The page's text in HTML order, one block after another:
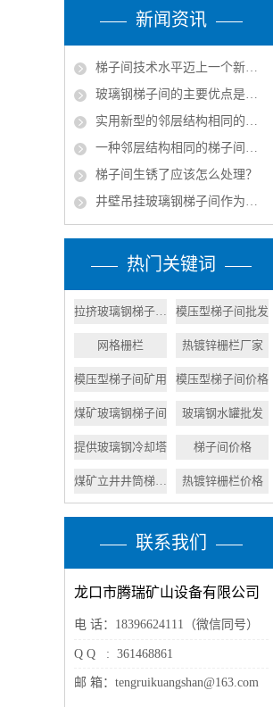
新闻资讯
梯子间技术水平迈上一个新的台阶
玻璃钢梯子间的主要优点是什么？
实用新型的邻层结构相同的梯子间结构的实施方式
一种邻层结构相同的梯子间的产品特征
梯子间生锈了应该怎么处理？
井壁吊挂玻璃钢梯子间作为矿山立井中的安全通道组成部分
热门关键词
拉挤玻璃钢梯子厂家 模压型梯子间批发
网格栅栏 热镀锌栅栏厂家
模压型梯子间矿用 模压型梯子间价格
煤矿玻璃钢梯子间 玻璃钢水罐批发
提供玻璃钢冷却塔 梯子间价格
煤矿立井井筒梯子间 热镀锌栅栏价格
联系我们
龙口市腾瑞矿山设备有限公司
电 话：18396624111（微信同号）
Q Q : 361468861
邮 箱：tengruikuangshan@163.com